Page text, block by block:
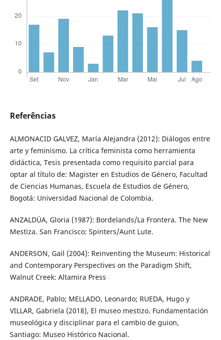
Referências
ALMONACID GALVEZ, María Alejandra (2012): Diálogos entre
arte y feminismo. La crítica feminista como herramienta
didáctica, Tesis presentada como requisito parcial para
optar al título de: Magister en Estudios de Género, Facultad
de Ciencias Humanas, Escuela de Estudios de Género,
Bogotá: Universidad Nacional de Colombia.
ANZALDÚA, Gloria (1987): Bordelands/La Frontera. The New
Mestiza. San Francisco: Spinters/Aunt Lute.
ANDERSON, Gail (2004): Reinventing the Museum: Historical
and Contemporary Perspectives on the Paradigm Shift,
Walnut Creek: Altamira Press
ANDRADE, Pablo; MELLADO, Leonardo; RUEDA, Hugo y
VILLAR, Gabriela (2018), El museo mestizo. Fundamentación
museológica y disciplinar para el cambio de guion,
Santiago: Museo Histórico Nacional.